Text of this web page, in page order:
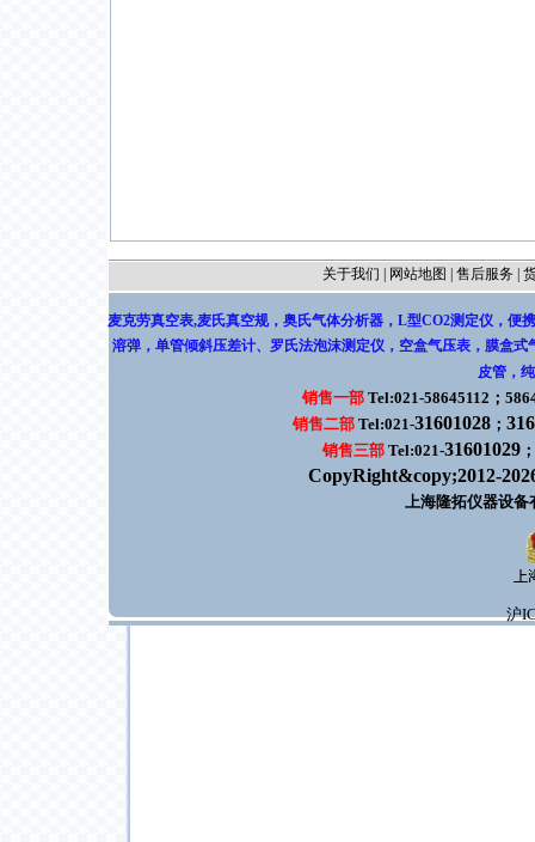
关于我们 网站地图 售后服务
麦克劳真空表,麦氏真空规， 奥氏气体分析器，L型CO2测定仪 ， 便
溶弹 ， 单管倾斜压差计、 罗氏法泡沫测定仪 ， 空盒气压表，膜盒式
皮管 ，
销售一部 Tel:021-58645112；
销售二部Tel:021-31601028；
销售三部 Tel:021-31601029 ；
CopyRight&copy;2012-
上海隆拓仪器设
沪